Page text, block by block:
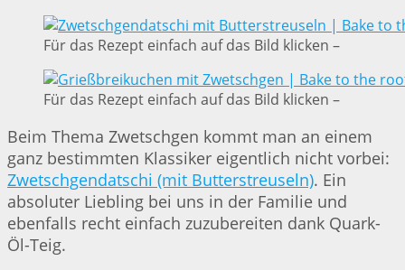
Für das Rezept einfach auf das Bild klicken –
Für das Rezept einfach auf das Bild klicken –
Beim Thema Zwetschgen kommt man an einem
ganz bestimmten Klassiker eigentlich nicht vorbei:
Zwetschgendatschi (mit Butterstreuseln). Ein
absoluter Liebling bei uns in der Familie und
ebenfalls recht einfach zuzubereiten dank Quark-
Öl-Teig.